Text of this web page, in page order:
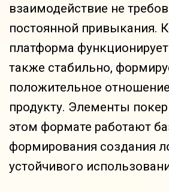
взаимодействие не
постоянной привыкания.
платформа
также стабильно,
положительное
продукту. Элементы
этом формате работают
формирования создания
устойчивого